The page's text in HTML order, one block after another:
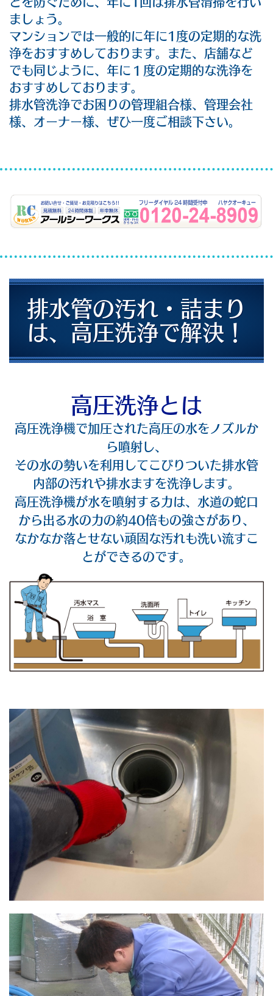
ましょう。
マンションでは一般的に年に1度の定期的な洗
浄をおすすめしております。また、店舗など
でも同じように、年に１度の定期的な洗浄を
おすすめしております。
排水管洗浄でお困りの管理組合様、管理会社
様、オーナー様、ぜひ一度ご相談下さい。
排水管の汚れ・詰まり
は、高圧洗浄で解決！
高圧洗浄とは
高圧洗浄機で加圧された高圧の水をノズルか
ら噴射し、
その水の勢いを利用してこびりついた排水管
内部の汚れや排水ますを洗浄します。
高圧洗浄機が水を噴射する力は、水道の蛇口
から出る水の力の約40倍もの強さがあり、
なかなか落とせない頑固な汚れも洗い流すこ
とができるのです。